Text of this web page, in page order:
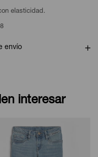
elasticidad.
envío
interesar